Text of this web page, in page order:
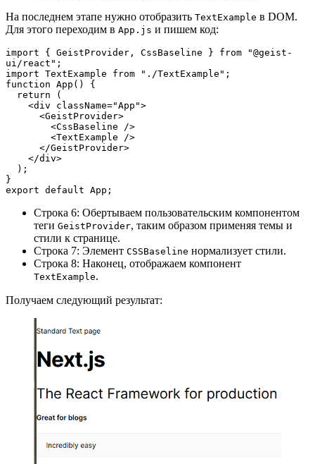
На последнем этапе нужно отобразить TextExample в DOM.
Для этого переходим в App.js и пишем код:
import { GeistProvider, CssBaseline } from "@geist-
ui/react";
import TextExample from "./TextExample";
function App() {
  return (
    <div className="App">
      <GeistProvider>
        <CssBaseline />
        <TextExample />
      </GeistProvider>
    </div>
  );
}
export default App;
Строка 6: Обертываем пользовательским компонентом
теги GeistProvider, таким образом применяя темы и
стили к странице.
Строка 7: Элемент CSSBaseline нормализует стили.
Строка 8: Наконец, отображаем компонент
TextExample.
Получаем следующий результат: